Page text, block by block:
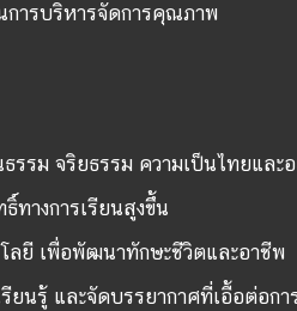
ารบริหารจัดการคุณภาพ
รรม จริยธรรม ความเป็นไทยและ
ทางการเรียนสูงขึ้น
ลยี เพื่อพัฒนาทักษะชีวิตและอาชีพ
รียนรู้ และจัดบรรยากาศที่เอื้อต่อกา